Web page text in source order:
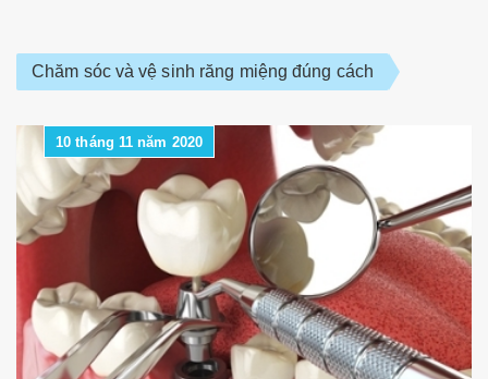
Chăm sóc và vệ sinh răng miệng đúng cách
10 tháng 11 năm 2020